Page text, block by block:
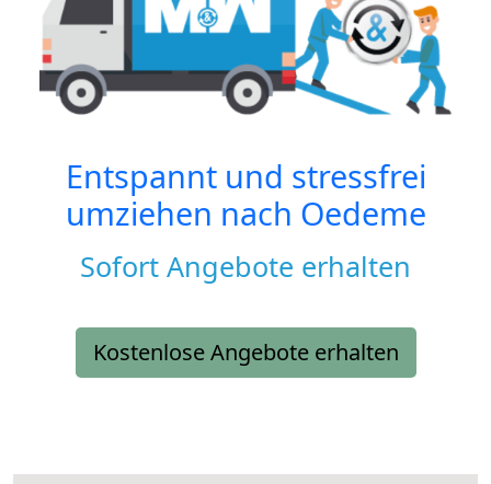
Entspannt und stressfrei
umziehen nach Oedeme
Sofort Angebote erhalten
Kostenlose Angebote erhalten